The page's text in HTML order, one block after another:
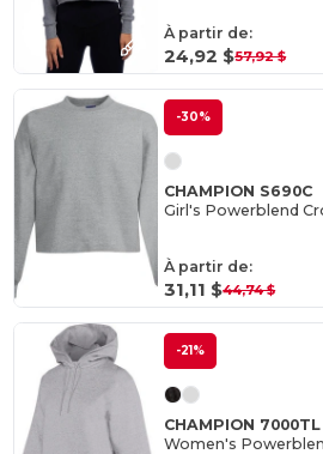
À partir de:
24,92 $57,92 $
-30%
CHAMPION S690C
Girl's Powerblend
À partir de:
31,11 $44,74 $
-21%
CHAMPION 7000TL
Women's